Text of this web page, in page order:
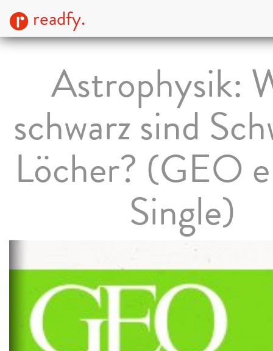
readfy.
Astrophysik:
schwarz sind
Löcher? (GEO
Single)